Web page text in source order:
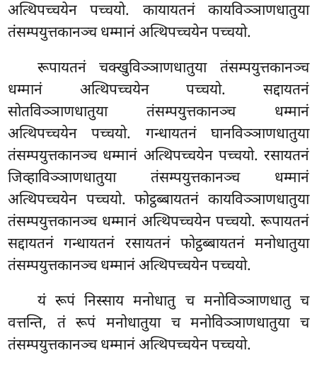
अत्थिपच्चयेन पच्चयो. कायायतनं कायविञ्ञाणधातुया
तंसम्पयुत्तकानञ्च धम्मानं अत्थिपच्चयेन पच्चयो.
रूपायतनंचक्खुविञ्ञाणधातुया तंसम्पयुत्तकानञ्च
धम्मानं अत्थिपच्चयेन पच्चयो. सद्दायतनं
सोतविञ्ञाणधातुया तंसम्पयुत्तकानञ्च धम्मानं
अत्थिपच्चयेन पच्चयो. गन्धायतनं घानविञ्ञाणधातुया
तंसम्पयुत्तकानञ्च धम्मानं अत्थिपच्चयेन पच्चयो. रसायतनं
जिव्हाविञ्ञाणधातुया तंसम्पयुत्तकानञ्च धम्मानं
अत्थिपच्चयेन पच्चयो. फोट्ठब्बायतनं कायविञ्ञाणधातुया
तंसम्पयुत्तकानञ्च धम्मानं अत्थिपच्चयेन पच्चयो. रूपायतनं
सद्दायतनं गन्धायतनं रसायतनं फोट्ठब्बायतनं मनोधातुया
तंसम्पयुत्तकानञ्च धम्मानं अत्थिपच्चयेन पच्चयो.
यं रूपं निस्साय मनोधातु च मनोविञ्ञाणधातु च
वत्तन्ति, तं रूपं मनोधातुया च मनोविञ्ञाणधातुया च
तंसम्पयुत्तकानञ्च धम्मानं अत्थिपच्चयेन पच्चयो.